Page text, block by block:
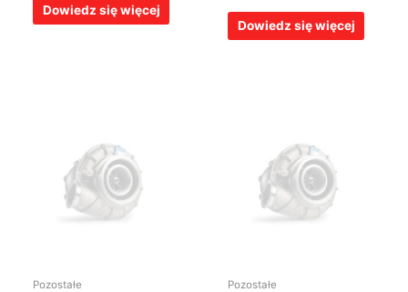
Dowiedz się więcej
Dowiedz się więcej
Pozostałe Pozostałe